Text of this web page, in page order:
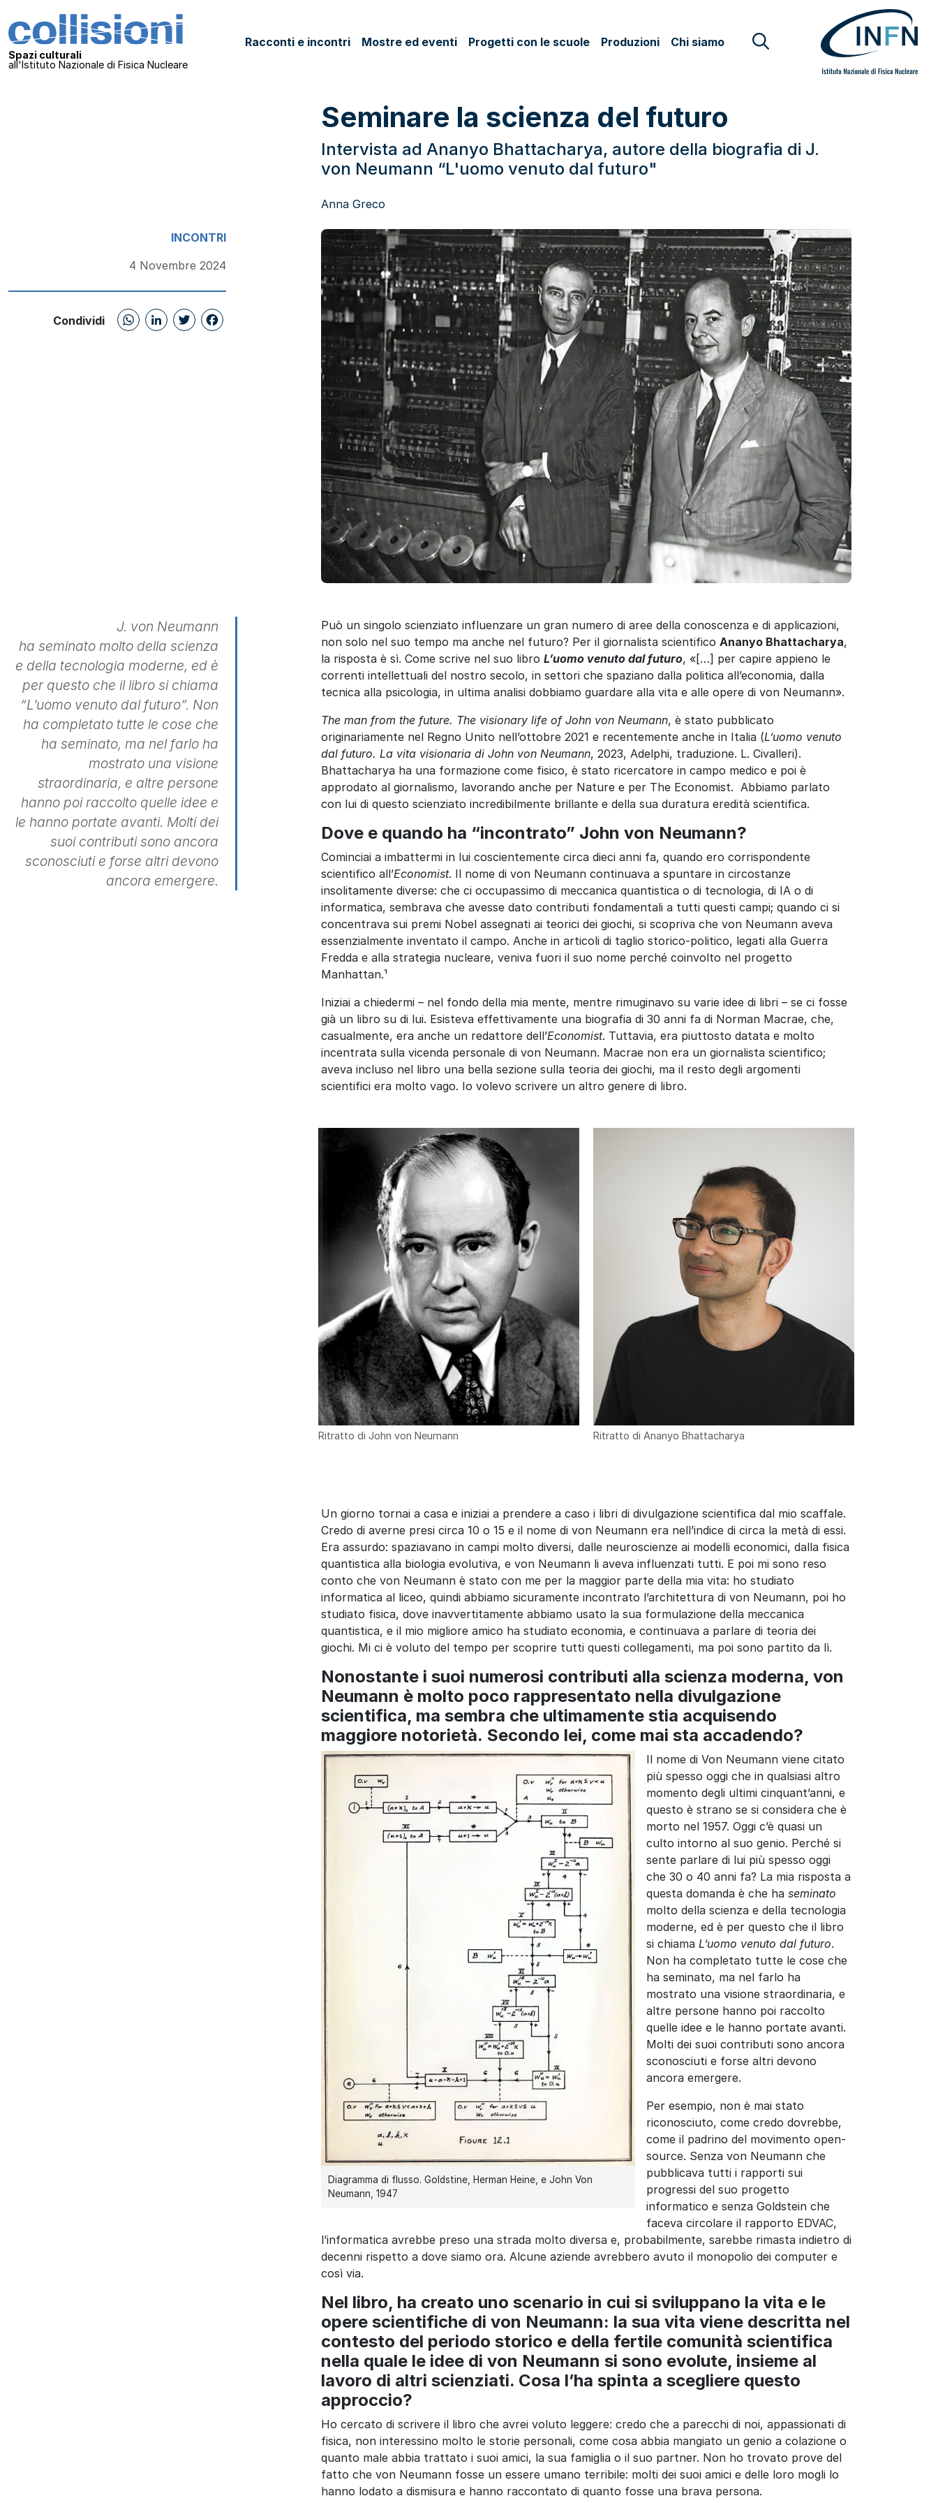
Navigazione principale
Collisioni – INFN
Spazi culturali
all'Istituto Nazionale di Fisica Nucleare
Racconti e incontri Mostre ed eventi Progetti con le scuole Produzioni Chi siamo
Seminare la scienza del futuro
Intervista ad Ananyo Bhattacharya, autore della biografia di J.
von Neumann “L'uomo venuto dal futuro"
Anna Greco
INCONTRI
4 Novembre 2024
Condividi WhatsApp
LinkedIn
TwitterFacebook
J. von Neumann
ha seminato molto della scienza
e della tecnologia moderne, ed è
per questo che il libro si chiama
“L’uomo venuto dal futuro”. Non
ha completato tutte le cose che
ha seminato, ma nel farlo ha
mostrato una visione
straordinaria, e altre persone
hanno poi raccolto quelle idee e
le hanno portate avanti. Molti dei
suoi contributi sono ancora
sconosciuti e forse altri devono
ancora emergere.
Può un singolo scienziato influenzare un gran numero di aree della conoscenza e di applicazioni,
non solo nel suo tempo ma anche nel futuro? Per il giornalista scientifico Ananyo Bhattacharya,
la risposta è sì. Come scrive nel suo libro L’uomo venuto dal futuro, «[…] per capire appieno le
correnti intellettuali del nostro secolo, in settori che spaziano dalla politica all’economia, dalla
tecnica alla psicologia, in ultima analisi dobbiamo guardare alla vita e alle opere di von Neumann».
The man from the future. The visionary life of John von Neumann, è stato pubblicato
originariamente nel Regno Unito nell’ottobre 2021 e recentemente anche in Italia (L’uomo venuto
dal futuro. La vita visionaria di John von Neumann, 2023, Adelphi, traduzione. L. Civalleri).
Bhattacharya ha una formazione come fisico, è stato ricercatore in campo medico e poi è
approdato al giornalismo, lavorando anche per Nature e per The Economist. Abbiamo parlato
con lui di questo scienziato incredibilmente brillante e della sua duratura eredità scientifica.
Dove e quando ha “incontrato” John von Neumann?
Cominciai a imbattermi in lui coscientemente circa dieci anni fa, quando ero corrispondente
scientifico all’Economist. Il nome di von Neumann continuava a spuntare in circostanze
insolitamente diverse: che ci occupassimo di meccanica quantistica o di tecnologia, di IA o di
informatica, sembrava che avesse dato contributi fondamentali a tutti questi campi; quando ci si
concentrava sui premi Nobel assegnati ai teorici dei giochi, si scopriva che von Neumann aveva
essenzialmente inventato il campo. Anche in articoli di taglio storico-politico, legati alla Guerra
Fredda e alla strategia nucleare, veniva fuori il suo nome perché coinvolto nel progetto
Manhattan.¹
Iniziai a chiedermi – nel fondo della mia mente, mentre rimuginavo su varie idee di libri – se ci fosse
già un libro su di lui. Esisteva effettivamente una biografia di 30 anni fa di Norman Macrae, che,
casualmente, era anche un redattore dell’Economist. Tuttavia, era piuttosto datata e molto
incentrata sulla vicenda personale di von Neumann. Macrae non era un giornalista scientifico;
aveva incluso nel libro una bella sezione sulla teoria dei giochi, ma il resto degli argomenti
scientifici era molto vago. Io volevo scrivere un altro genere di libro.
Ritratto di John von Neumann Ritratto di Ananyo Bhattacharya
Un giorno tornai a casa e iniziai a prendere a caso i libri di divulgazione scientifica dal mio scaffale.
Credo di averne presi circa 10 o 15 e il nome di von Neumann era nell’indice di circa la metà di essi.
Era assurdo: spaziavano in campi molto diversi, dalle neuroscienze ai modelli economici, dalla fisica
quantistica alla biologia evolutiva, e von Neumann li aveva influenzati tutti. E poi mi sono reso
conto che von Neumann è stato con me per la maggior parte della mia vita: ho studiato
informatica al liceo, quindi abbiamo sicuramente incontrato l’architettura di von Neumann, poi ho
studiato fisica, dove inavvertitamente abbiamo usato la sua formulazione della meccanica
quantistica, e il mio migliore amico ha studiato economia, e continuava a parlare di teoria dei
giochi. Mi ci è voluto del tempo per scoprire tutti questi collegamenti, ma poi sono partito da lì.
Nonostante i suoi numerosi contributi alla scienza moderna, von
Neumann è molto poco rappresentato nella divulgazione
scientifica, ma sembra che ultimamente stia acquisendo
maggiore notorietà. Secondo lei, come mai sta accadendo?
Diagramma di flusso. Goldstine, Herman Heine, e John Von
Neumann, 1947
Il nome di Von Neumann viene citato
più spesso oggi che in qualsiasi altro
momento degli ultimi cinquant’anni, e
questo è strano se si considera che è
morto nel 1957. Oggi c’è quasi un
culto intorno al suo genio. Perché si
sente parlare di lui più spesso oggi
che 30 o 40 anni fa? La mia risposta a
questa domanda è che ha seminato
molto della scienza e della tecnologia
moderne, ed è per questo che il libro
si chiama L’uomo venuto dal futuro.
Non ha completato tutte le cose che
ha seminato, ma nel farlo ha
mostrato una visione straordinaria, e
altre persone hanno poi raccolto
quelle idee e le hanno portate avanti.
Molti dei suoi contributi sono ancora
sconosciuti e forse altri devono
ancora emergere.
Per esempio, non è mai stato
riconosciuto, come credo dovrebbe,
come il padrino del movimento open-
source. Senza von Neumann che
pubblicava tutti i rapporti sui
progressi del suo progetto
informatico e senza Goldstein che
faceva circolare il rapporto EDVAC,
l’informatica avrebbe preso una strada molto diversa e, probabilmente, sarebbe rimasta indietro di
decenni rispetto a dove siamo ora. Alcune aziende avrebbero avuto il monopolio dei computer e
così via.
Nel libro, ha creato uno scenario in cui si sviluppano la vita e le
opere scientifiche di von Neumann: la sua vita viene descritta nel
contesto del periodo storico e della fertile comunità scientifica
nella quale le idee di von Neumann si sono evolute, insieme al
lavoro di altri scienziati. Cosa l’ha spinta a scegliere questo
approccio?
Ho cercato di scrivere il libro che avrei voluto leggere: credo che a parecchi di noi, appassionati di
fisica, non interessino molto le storie personali, come cosa abbia mangiato un genio a colazione o
quanto male abbia trattato i suoi amici, la sua famiglia o il suo partner. Non ho trovato prove del
fatto che von Neumann fosse un essere umano terribile: molti dei suoi amici e delle loro mogli lo
hanno lodato a dismisura e hanno raccontato di quanto fosse una brava persona.